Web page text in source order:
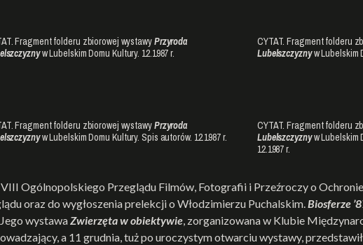
Fragment folderu zbiorowej wystawyPrzyroda
w Lubelskim Domu Kultury. 12.1987 r.
CYTAT. Fragment folderu
Lubelszczyznyw Lubelskim
Fragment folderu zbiorowej wystawyPrzyroda
w Lubelskim Domu Kultury. Spis autorów. 12.1987 r.
CYTAT. Fragment folderu
Lubelszczyznyw Lubelskim
12.1987 r.
Ogólnopolskiego Przeglądu Filmów, Fotografii i Przeźroczy o
oraz do wygłoszenia prelekcji o Włodzimierzu Puchalskim.Biosferze
wystawaZwierzęta w obiektywie, zorganizowana w Klubie
a 11 grudnia, tuż po uroczystym otwarciu wystawy,